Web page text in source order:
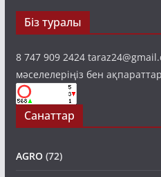
Біз туралы
8 747 909 2424
мәселелеріңіз бен
Санаттар
AGRO(72)